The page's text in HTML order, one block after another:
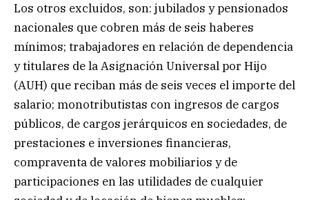
Los otros excluidos, son: jubilados y pensionados
nacionales que cobren más de seis haberes
mínimos; trabajadores en relación de dependencia
y titulares de la Asignación Universal por Hijo
(AUH) que reciban más de seis veces el importe del
salario; monotributistas con ingresos de cargos
públicos, de cargos jerárquicos en sociedades, de
prestaciones e inversiones financieras,
compraventa de valores mobiliarios y de
participaciones en las utilidades de cualquier